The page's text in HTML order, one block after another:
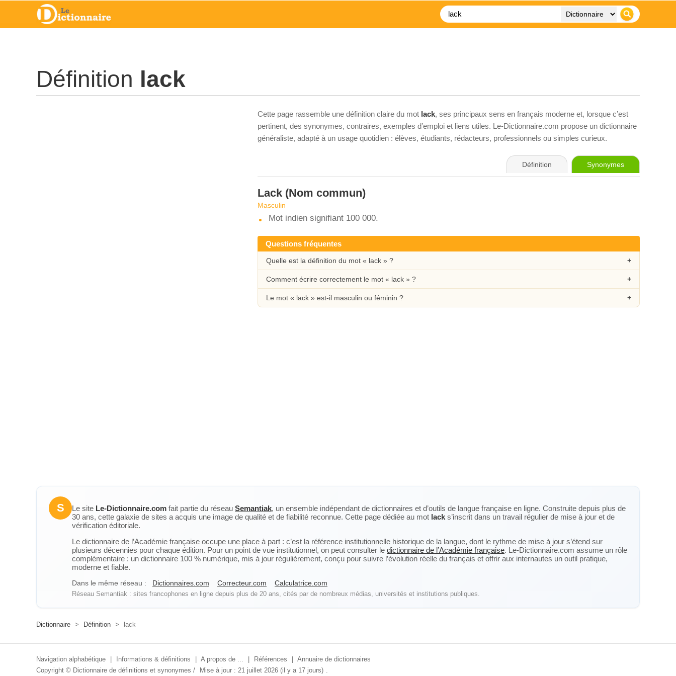
Définition lack
Cette page rassemble une définition claire du mot lack, ses principaux sens en français moderne et, lorsque c’est
pertinent, des synonymes, contraires, exemples d’emploi et liens utiles. Le-Dictionnaire.com propose un dictionnaire
généraliste, adapté à un usage quotidien : élèves, étudiants, rédacteurs, professionnels ou simples curieux.
Définition Synonymes
Lack (Nom commun)
Masculin
Mot indien signifiant 100 000.
Questions fréquentes
Quelle est la définition du mot « lack » ?
Comment écrire correctement le mot « lack » ?
Le mot « lack » est-il masculin ou féminin ?
S Le site Le-Dictionnaire.com fait partie du réseau Semantiak, un ensemble indépendant de dictionnaires et d’outils de langue française en ligne. Construite depuis plus de
30 ans, cette galaxie de sites a acquis une image de qualité et de fiabilité reconnue. Cette page dédiée au mot lack s’inscrit dans un travail régulier de mise à jour et de
vérification éditoriale.
Le dictionnaire de l’Académie française occupe une place à part : c’est la référence institutionnelle historique de la langue, dont le rythme de mise à jour s’étend sur
plusieurs décennies pour chaque édition. Pour un point de vue institutionnel, on peut consulter le dictionnaire de l’Académie française. Le-Dictionnaire.com assume un rôle
complémentaire : un dictionnaire 100 % numérique, mis à jour régulièrement, conçu pour suivre l’évolution réelle du français et offrir aux internautes un outil pratique,
moderne et fiable.
Dans le même réseau : Dictionnaires.com Correcteur.com Calculatrice.com
Réseau Semantiak : sites francophones en ligne depuis plus de 20 ans, cités par de nombreux médias, universités et institutions publiques.
Dictionnaire > Définition > lack
Navigation alphabétique Informations & définitions A propos de ... Références
Annuaire de dictionnaires
Copyright © Dictionnaire de définitions et synonymes / Mise à jour : 21 juillet 2026 (il y a 17 jours) .